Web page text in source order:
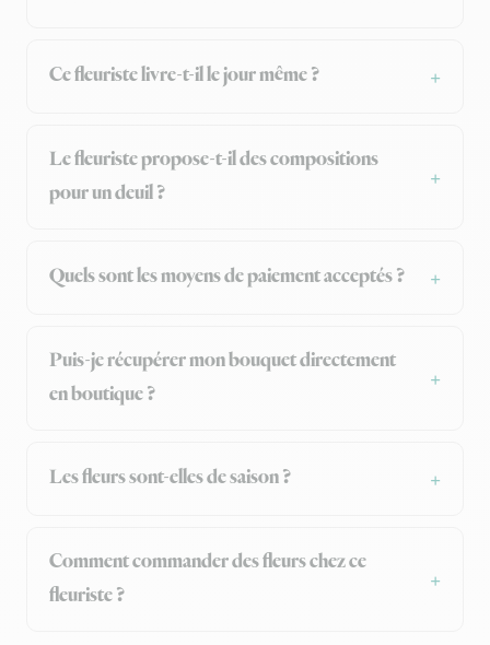
Ce fleuriste livre-t-il le jour même ?
Le fleuriste propose-t-il des compositions
pour un deuil ?
Quels sont les moyens de paiement acceptés ?
Puis-je récupérer mon bouquet directement
en boutique ?
Les fleurs sont-elles de saison ?
Comment commander des fleurs chez ce
fleuriste ?